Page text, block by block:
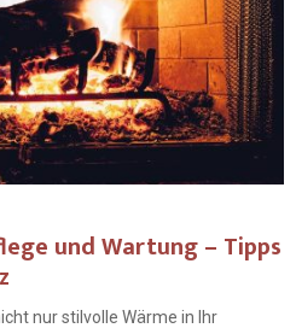
und Wartung – Tipps
nur stilvolle Wärme in Ihr